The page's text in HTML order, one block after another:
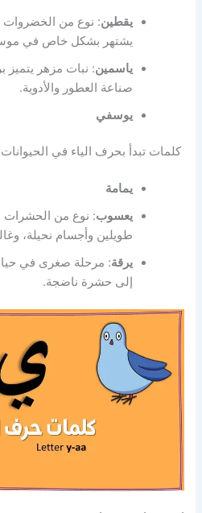
يقطين: نوع من الخضروات
يشتهر بشكل خاص في
ياسمين: نبات مزهر يتميز
صناعة العطور والأدوية.
يوسفي
كلمات تبدأ بحرف الياء في الحيوانات
يمامة
يعسوب: نوع من الحشرات
طويلين وأجسام نحيلة،
يرقة: مرحلة صغرى في
إلى حشرة ناضجة.